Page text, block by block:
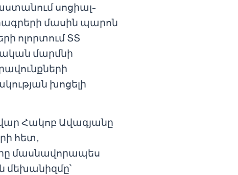
սոցիալ-
մասին պարոն
ոլորտում ՏՏ
մարմնի
խոցելի
Հակոբ Ավագյանը
հետ,
մասնավորապես
մեխանիզմը՝